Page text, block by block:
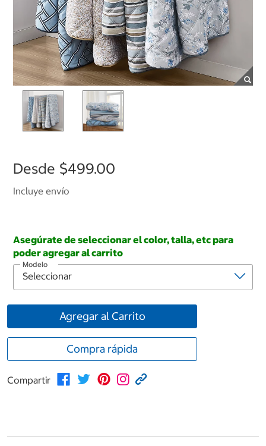
Desde $499.00
Incluye envío
Asegúrate de seleccionar el color, talla, etc para
poder agregar al carrito
Modelo
Agregar al Carrito
Compra rápida
Compartir